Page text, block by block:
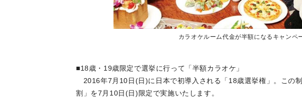
カラオケルーム代金が半額になるキャンペ
■18歳・19歳限定で選挙に行って「半額カラオケ」
2016年7月10日(日)に日本で初導入される「18歳選挙権」。この
割」を7月10日(日)限定で実施いたします。